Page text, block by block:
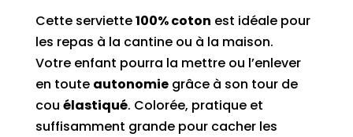
Cette serviette100% coton est idéale pour
les repas à la cantine ou à la maison.
Votre enfant pourra la mettre ou l’enlever
en toute autonomiegrâce à son tour de
cou élastiqué. Colorée, pratique et
suffisamment grande pour cacher les